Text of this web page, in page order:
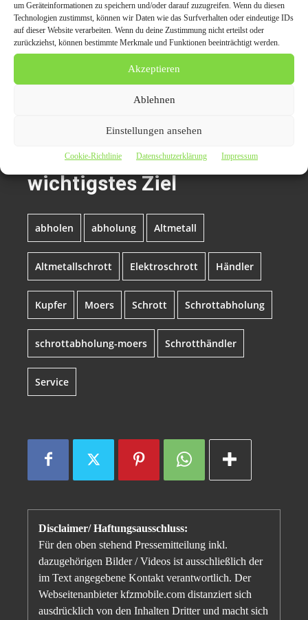
um Geräteinformationen zu speichern und/oder darauf zuzugreifen. Wenn du diesen
Technologien zustimmst, können wir Daten wie das Surfverhalten oder eindeutige IDs
auf dieser Website verarbeiten. Wenn du deine Zustimmung nicht erteilst oder
zurückziehst, können bestimmte Merkmale und Funktionen beeinträchtigt werden.
Akzeptieren
Ablehnen
Einstellungen ansehen
Cookie-Richtlinie Datenschutzerklärung Impressum
E-Mail: info@schrottabholung.org
Web:https://schrottabholung.org
Themen zum Beitrag
Schrottabholung in Moers:
Kundenzufriedenheit ist
wichtigstes Ziel
abholen abholung Altmetall
Altmetallschrott Elektroschrott Händler
Kupfer Moers Schrott Schrottabholung
schrottabholung-moers Schrotthändler
Service
Disclaimer/ Haftungsausschluss:
Für den oben stehend Pressemitteilung inkl.
dazugehörigen Bilder / Videos ist ausschließlich der
im Text angegebene Kontakt verantwortlich. Der
Webseitenanbieter kfzmobile.com distanziert sich
ausdrücklich von den Inhalten Dritter und macht sich